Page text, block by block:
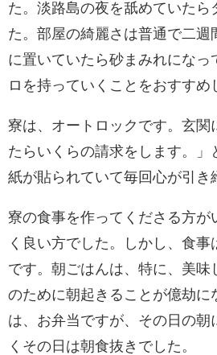
た。淡路島の夜を舐めていたら
た。部屋の綺麗さは普通で二週
に置いていたら砂まみれになっ
ロを持っていくことをおすすめ
寮は、オートロックです。玄関
たらいくらの請求をします。」
紙が貼られていて毎回心が引き
寮の食事を作ってくださる方が
く良い方でした。しかし、食事
です。朝ごはんは、特に、美味
のために朝起きることが億劫に
は、お弁当ですが、その日の朝
くその日は朝食抜きでした。